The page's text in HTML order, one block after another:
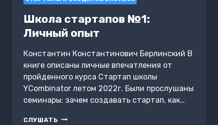
Школа стартапов №1:
Личный опыт
Константин Константинович Берлинский В
книге описаны личные впечатления от
пройденного курса Стартап школы
YCombinator летом 2022г. Были прослушаны
семинары: зачем создавать стартап, как…
СЛУШАТЬ ШКОЛА